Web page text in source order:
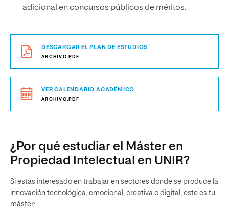
adicional en concursos públicos de méritos.
DESCARGAR EL PLAN DE ESTUDIOS
ARCHIVO.PDF
VER CALENDARIO ACADÉMICO
ARCHIVO.PDF
¿Por qué estudiar el Máster en
Propiedad Intelectual en UNIR?
Si estás interesado en trabajar en sectores donde se produce la
innovación tecnológica, emocional, creativa o digital, este es tu
máster: